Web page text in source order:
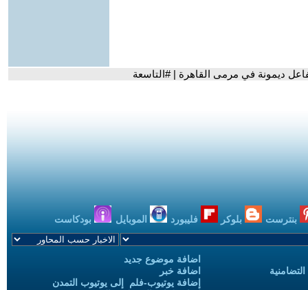
ديمونة في مرمى القاهرة | #التاسعة
بنترست بلوكر فليبورد الموبايل بودكاست
اضافة موضوع جديد
اضافة خبر
إضافة يوتيوب-فلم إلى يوتيوب التمدن